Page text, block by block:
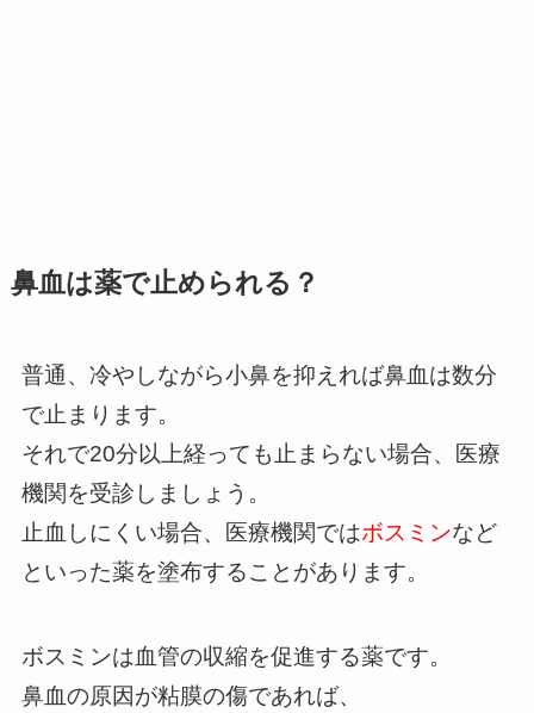
鼻血は薬で止められる？
普通、冷やしながら小鼻を抑えれば鼻血は数分
で止まります。
それで20分以上経っても止まらない場合、医療
機関を受診しましょう。
止血しにくい場合、医療機関ではボスミンなど
といった薬を塗布することがあります。
ボスミンは血管の収縮を促進する薬です。
鼻血の原因が粘膜の傷であれば、